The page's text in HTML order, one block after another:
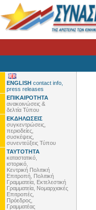
ENGLISH contact info,
press releases
ΕΠΙΚΑΙΡΟΤΗΤΑ
ανακοινώσεις &
δελτία Τύπου
ΕΚΔΗΛΩΣΕΙΣ
συγκεντρώσεις,
περιοδείες,
συσκέψεις,
συνεντεύξεις Τύπου
ΤΑΥΤΟΤΗΤΑ
καταστατικό,
ιστορικό,
Κεντρική Πολιτική
Επιτροπή, Πολιτική
Γραμματεία, Εκτελεστική
Γραμματεία, Νομαρχιακές
Επιτροπές,
Πρόεδρος,
Γραμματέας